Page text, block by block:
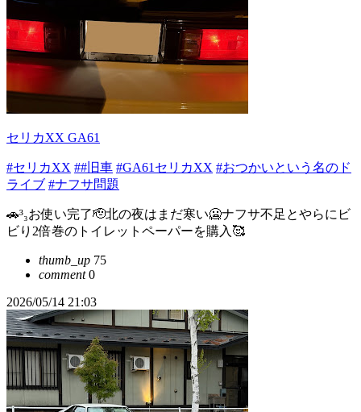
セリカXX GA61
#セリカXX ##旧車 #GA61セリカXX #おつかいという名のド
ライブ #ナフサ問題
🚗³₃お使い完了🫡北の夜はまだ寒い🥶ナフサ不足とやらにビ
ビり2倍巻のトイレットペーパーを購入🥰
thumb_up 75
comment0
2026/05/14 21:03